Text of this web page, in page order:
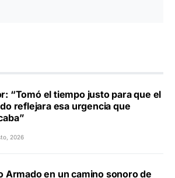
“Tomó el tiempo justo para que el
reflejara esa urgencia que
2026
Armado en un camino sonoro de